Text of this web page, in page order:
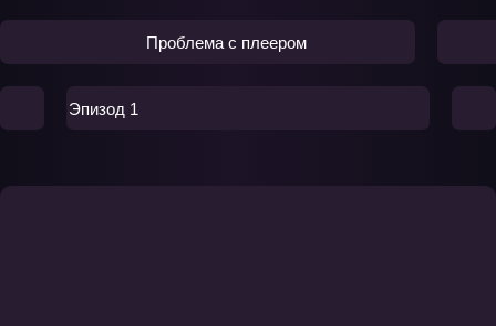
Проблема с плеером
Эпизод 1